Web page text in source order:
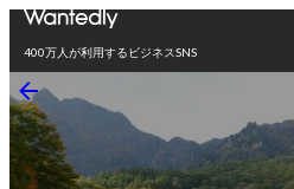
400万人が利用するビジネスSNS